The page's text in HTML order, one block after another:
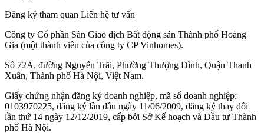
Đăng ký tham quan Liên hệ tư vấn
Công ty Cổ phần Sàn Giao dịch Bất động sản Thành phố Hoàng
Gia (một thành viên của công ty CP Vinhomes).
Số 72A, đường Nguyễn Trãi, Phường Thượng Đình, Quận Thanh
Xuân, Thành phố Hà Nội, Việt Nam.
Giấy chứng nhận đăng ký doanh nghiệp, mã số doanh nghiệp:
0103970225, đăng ký lần đầu ngày 11/06/2009, đăng ký thay đổi
lần thứ 14 ngày 12/12/2019, cấp bởi Sở Kế hoạch và Đầu tư Thành
phố Hà Nội.